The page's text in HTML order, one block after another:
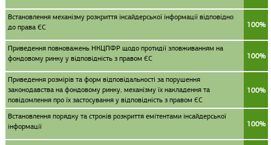
Встановлення механізму розкриття інсайдерської інформації відповідно
до права ЄС
100%
Приведення повноважень НКЦПФР щодо протидії зловживанням на
фондовому ринку у відповідність з правом ЄС
100%
Приведення розмірів та форм відповідальності за порушення
законодавства на фондовому ринку, механізму їх накладення та
повідомлення про їх застосування у відповідність з правом ЄС
100%
Встановлення порядку та строків розкриття емітентами інсайдерської
інформації
100%